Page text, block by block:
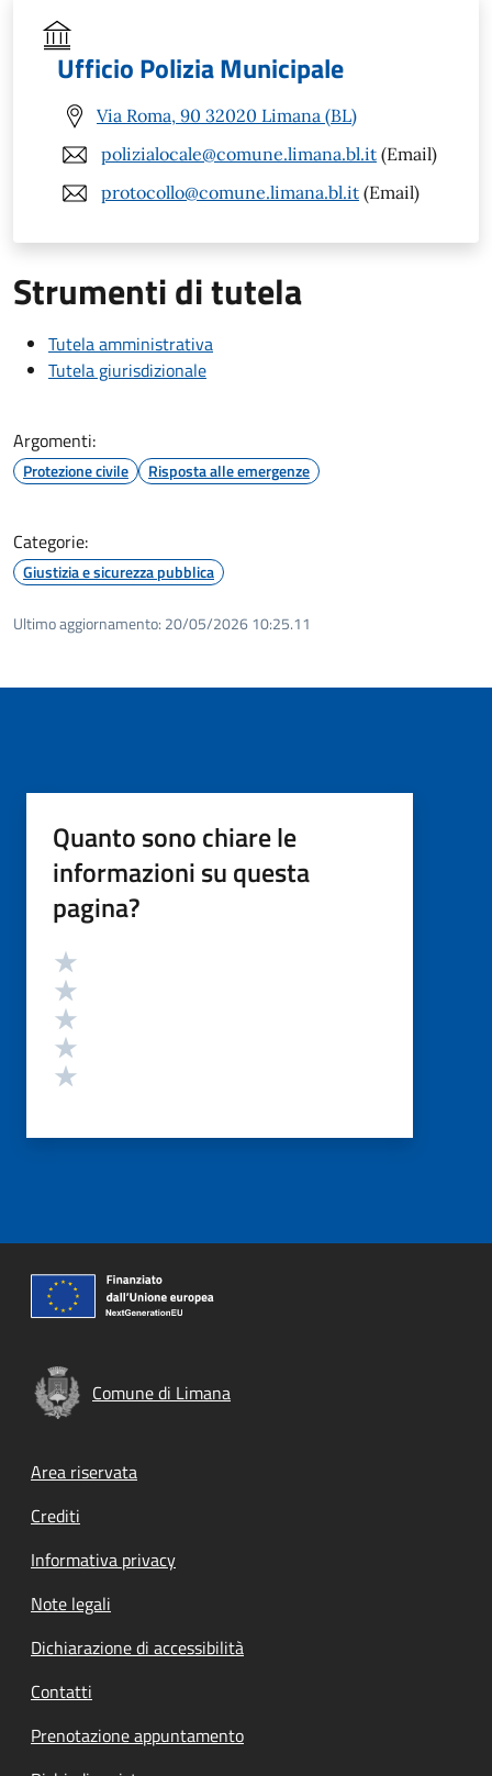
Ufficio Polizia Municipale
Via Roma, 90 32020 Limana (BL)
polizialocale@comune.limana.bl.it (Email)
protocollo@comune.limana.bl.it (Email)
Strumenti di tutela
Tutela amministrativa
Tutela giurisdizionale
Argomenti:
Protezione civile Risposta alle emergenze
Categorie:
Giustizia e sicurezza pubblica
Ultimo aggiornamento: 20/05/2026 10:25.11
Quanto sono chiare le
informazioni su questa
pagina?
Valutazione
Comune di Limana
Footer menu
Area riservata
Crediti
Informativa privacy
Note legali
Dichiarazione di accessibilità
Contatti
Prenotazione appuntamento